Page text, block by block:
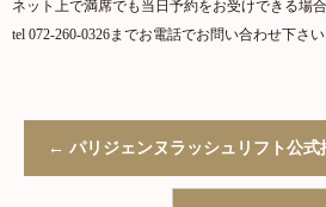
ネット上で満席でも当日予約をお受けできる場
tel 072-260-0326までお電話でお問い合わせ下さい
← パリジェンヌラッシュリフト公式